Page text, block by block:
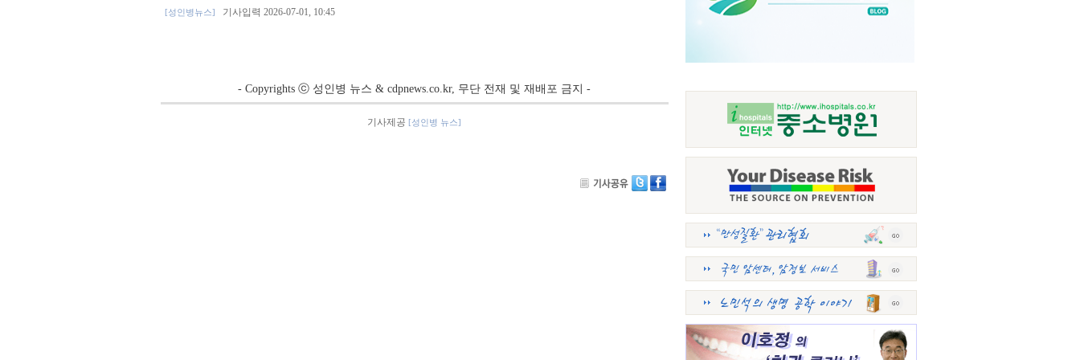
[성인병뉴스] 기사입력 2026-07-01, 10:45
- Copyrights ⓒ 성인병 뉴스 & cdpnews.co.kr, 무단 전재 및 재배포 금지 -
기사제공 [성인병 뉴스]